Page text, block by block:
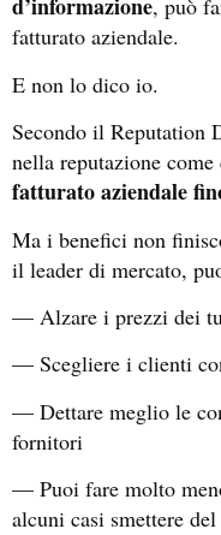
d’informazione, può
fatturato aziendale.
E non lo dico io.
Secondo il Reputation
nella reputazione come
fatturato aziendale
Ma i benefici non
il leader di mercato,
— Alzare i prezzi dei
— Scegliere i clienti
— Dettare meglio le
fornitori
— Puoi fare molto
alcuni casi smettere